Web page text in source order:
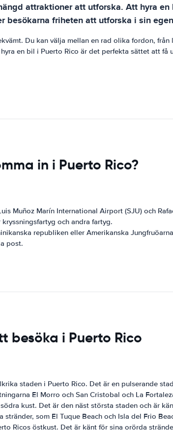
attraktioner att utforska. Att hyra
besökarna friheten att utforska i sin
Du kan välja mellan en rad olika fordon,
en bil i Puerto Rico är det perfekta sättet att få
in i Puerto Rico?
Muñoz Marín International Airport (SJU) och
och andra fartyg.
republiken eller Amerikanska
post.
besöka i Puerto Rico
staden i Puerto Rico. Det är en pulserande
El Morro och San Cristobal och La
kust. Det är den näst största staden och är
som El Tuque Beach och Isla del Frio
Ricos östkust. Det är känt för sina orörda